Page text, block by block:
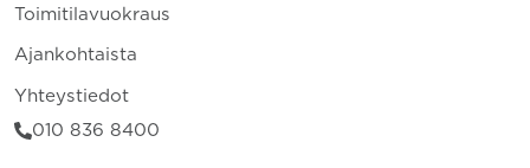
Toimitilavuokraus
Ajankohtaista
Yhteystiedot
010 836 8400